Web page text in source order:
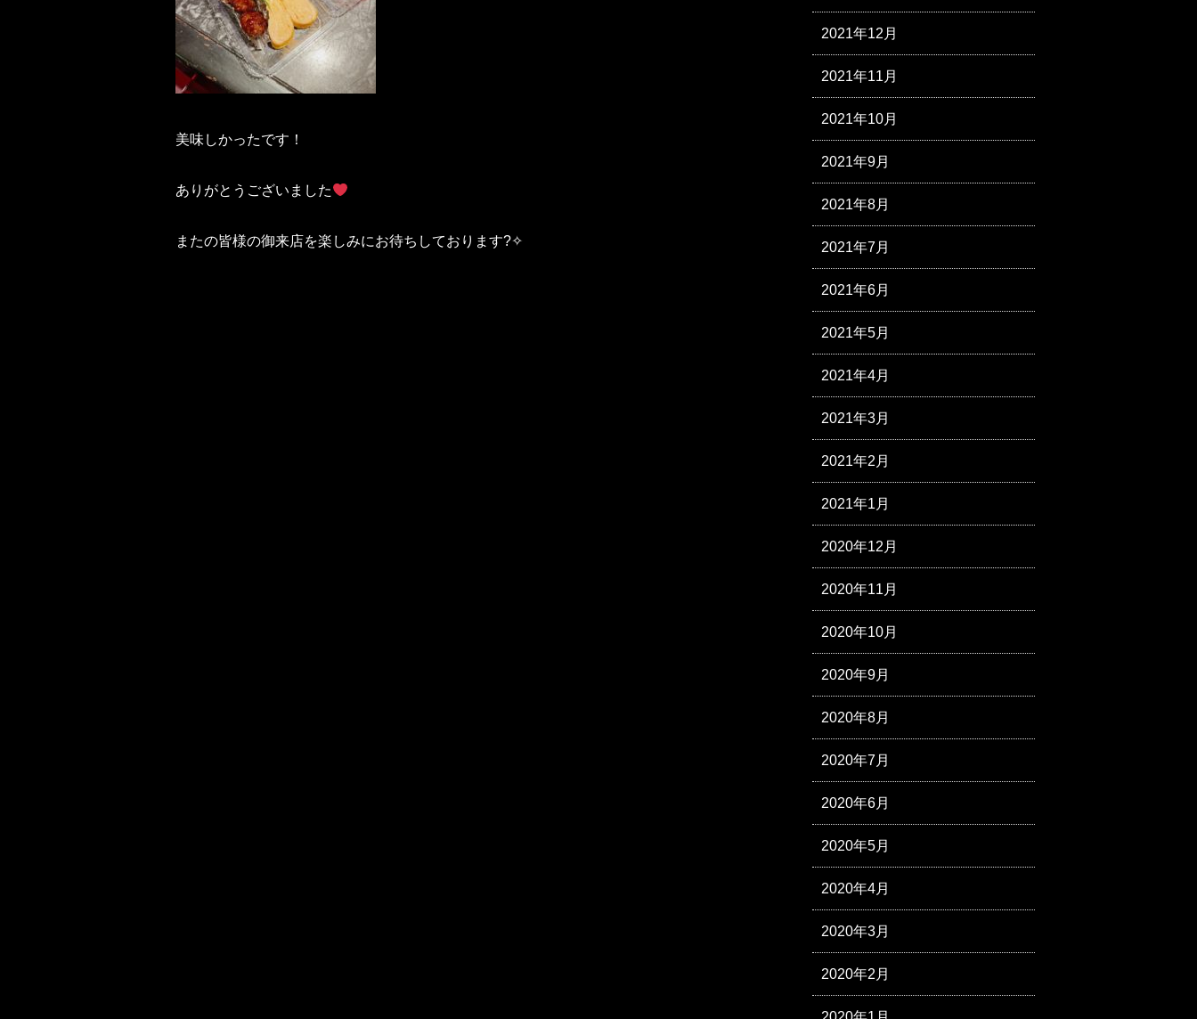
美味しかったです！
ありがとうございました
またの皆様の御来店を楽しみにお待ちしております?✧︎
2021年12月
2021年11月
2021年10月
2021年9月
2021年8月
2021年7月
2021年6月
2021年5月
2021年4月
2021年3月
2021年2月
2021年1月
2020年12月
2020年11月
2020年10月
2020年9月
2020年8月
2020年7月
2020年6月
2020年5月
2020年4月
2020年3月
2020年2月